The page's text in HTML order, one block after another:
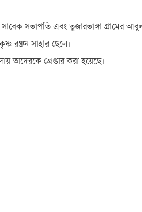
সভাপতি এবং তুজারভাঙ্গা গ্রামের
রঞ্জন সাহার ছেলে।
গ্রেপ্তার করা হয়েছে।